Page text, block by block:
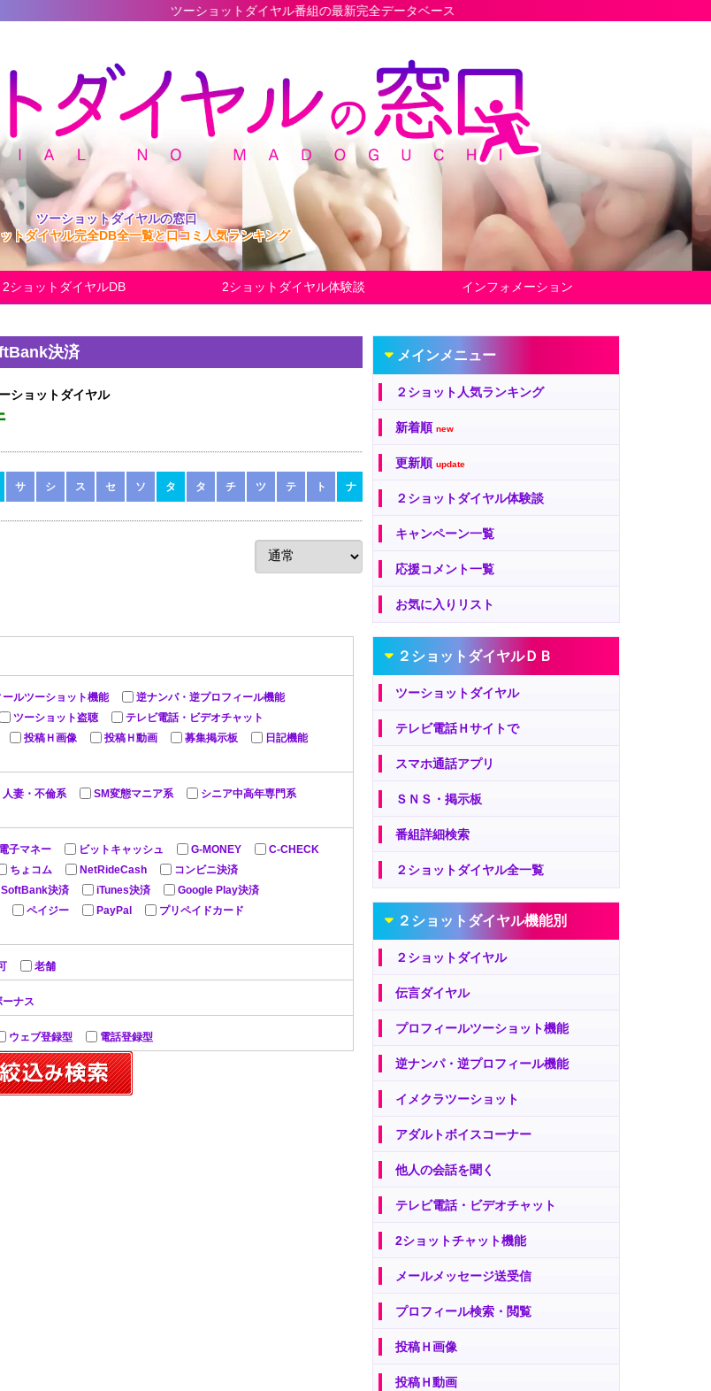
ツーショットダイヤル番組の最新完全データベース
ツーショットダイヤルの窓口
トダイヤル完全DB全一覧と口コミ人気ランキング
2ショットダイヤルDB 2ショットダイヤル体験談 インフォメーション
決済
ショットダイヤル
サ シ ス セ ソ タ タ チ ツ テ ト ナ
ールツーショット機能
逆ナンパ・逆プロフィール機能
ツーショット盗聴
テレビ電話・ビデオチャット
投稿Ｈ画像 投稿Ｈ動画 募集掲示板
日記機能
人妻・不倫系 SM変態マニア系
シニア中高年専門系
電子マネー ビットキャッシュ G-MONEY
C-CHECK
ちょコム NetRideCash
コンビニ決済
SoftBank決済 iTunes決済
Google Play決済
ペイジー PayPal
プリペイドカード
老舗
ナス
ウェブ登録型 電話登録型
メインメニュー
２ショット人気ランキング
新着順 new
更新順 update
２ショットダイヤル体験談
キャンペーン一覧
応援コメント一覧
お気に入りリスト
２ショットダイヤルＤＢ
ツーショットダイヤル
テレビ電話Ｈサイトで
スマホ通話アプリ
ＳＮＳ・掲示板
番組詳細検索
２ショットダイヤル全一覧
２ショットダイヤル機能別
２ショットダイヤル
伝言ダイヤル
プロフィールツーショット機能
逆ナンパ・逆プロフィール機能
イメクラツーショット
アダルトボイスコーナー
他人の会話を聞く
テレビ電話・ビデオチャット
2ショットチャット機能
メールメッセージ送受信
プロフィール検索・閲覧
投稿Ｈ画像
投稿Ｈ動画